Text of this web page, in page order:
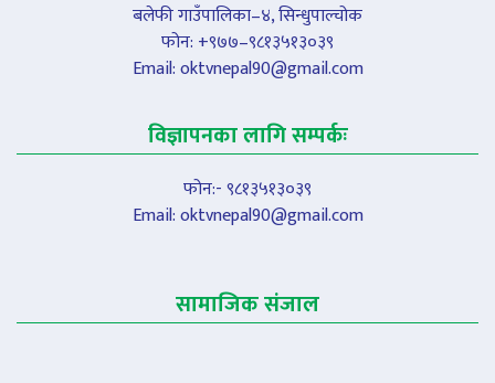
बलेफी गाउँपालिका–४, सिन्धुपाल्चोक
फोन: +९७७–९८१३५१३०३९
Email:oktvnepal90@gmail.com
विज्ञापनका लागि सम्पर्कः
फोन:- ९८१३५१३०३९
Email:oktvnepal90@gmail.com
सामाजिक संजाल